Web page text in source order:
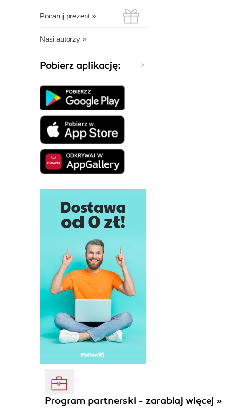
Podaruj prezent »
Nasi autorzy »
Pobierz aplikację:
Program partnerski - zarabiaj więcej »